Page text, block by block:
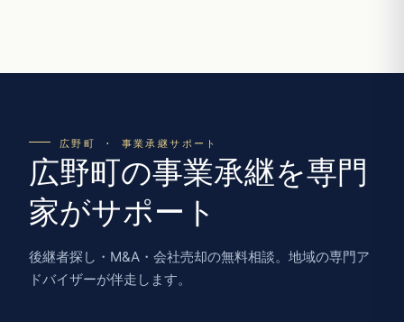
広野町 · 事業承継サポート
広野町の事業承継を専門
家がサポート
後継者探し・M&A・会社売却の無料相談。地域の専門ア
ドバイザーが伴走します。